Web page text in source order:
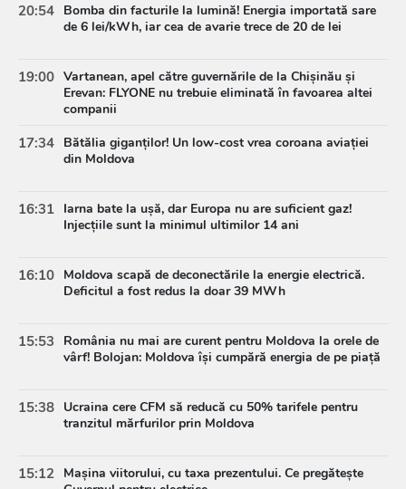
20:54 Bomba din facturile la lumină! Energia importată sare
de 6 lei/kWh, iar cea de avarie trece de 20 de lei
19:00 Vartanean, apel către guvernările de la Chișinău și
Erevan: FLYONE nu trebuie eliminată în favoarea altei
companii
17:34 Bătălia giganților! Un low-cost vrea coroana aviației
din Moldova
16:31 Iarna bate la ușă, dar Europa nu are suficient gaz!
Injecțiile sunt la minimul ultimilor 14 ani
16:10 Moldova scapă de deconectările la energie electrică.
Deficitul a fost redus la doar 39 MWh
15:53
România nu mai are curent pentru Moldova la orele de
vârf! Bolojan: Moldova își cumpără energia de pe piață
15:38 Ucraina cere CFM să reducă cu 50% tarifele pentru
tranzitul mărfurilor prin Moldova
15:12 Mașina viitorului, cu taxa prezentului. Ce pregătește